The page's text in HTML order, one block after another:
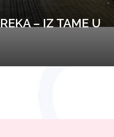
– IZ TAME U